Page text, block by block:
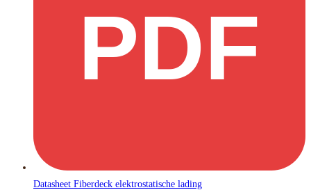
PDF
Datasheet Fiberdeck elektrostatische lading